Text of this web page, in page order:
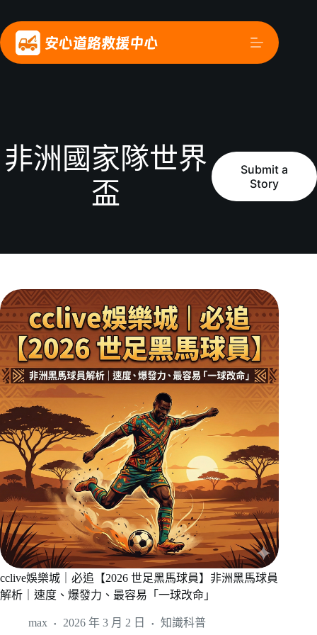
非洲國家隊世界
盃
Submit a
Story
cclive娛樂城｜必追【2026 世足黑馬球員】非洲黑馬球員
解析｜速度、爆發力、最容易「一球改命」
max 2026 年 3 月 2 日 知識科普